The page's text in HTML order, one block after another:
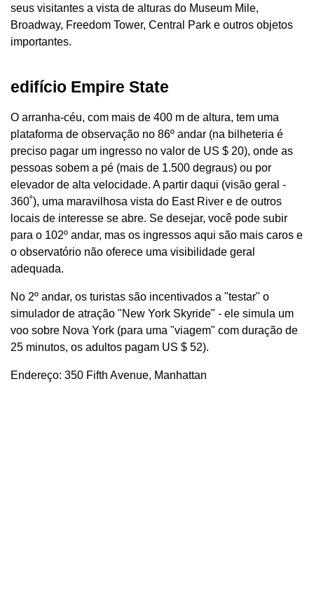
seus visitantes a vista de alturas do Museum Mile,
Broadway, Freedom Tower, Central Park e outros objetos
importantes.
edifício Empire State
O arranha-céu, com mais de 400 m de altura, tem uma
plataforma de observação no 86º andar (na bilheteria é
preciso pagar um ingresso no valor de US $ 20), onde as
pessoas sobem a pé (mais de 1.500 degraus) ou por
elevador de alta velocidade. A partir daqui (visão geral -
360˚), uma maravilhosa vista do East River e de outros
locais de interesse se abre. Se desejar, você pode subir
para o 102º andar, mas os ingressos aqui são mais caros e
o observatório não oferece uma visibilidade geral
adequada.
No 2º andar, os turistas são incentivados a "testar" o
simulador de atração "New York Skyride" - ele simula um
voo sobre Nova York (para uma "viagem" com duração de
25 minutos, os adultos pagam US $ 52).
Endereço: 350 Fifth Avenue, Manhattan